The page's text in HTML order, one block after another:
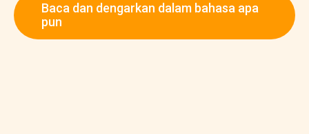
Baca dan dengarkan dalam bahasa apa
pun